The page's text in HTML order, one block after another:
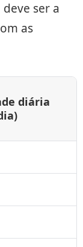
ser a
as
diária